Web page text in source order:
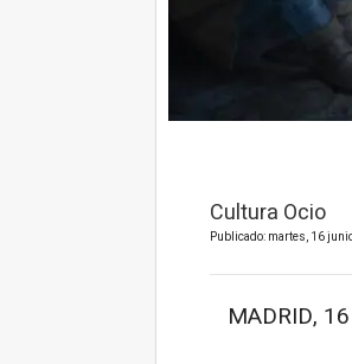
Cultura Ocio
Publicado: martes, 16
MADRID,